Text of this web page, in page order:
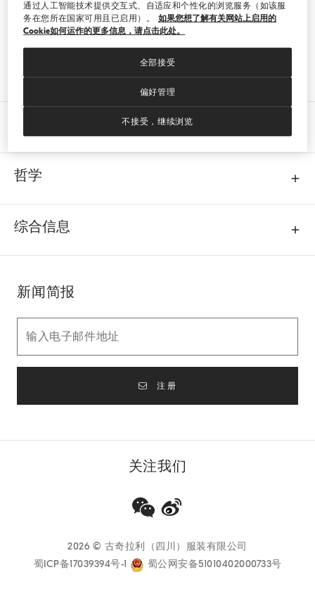
“未经审视的生活是不值得过的”。
苏格拉底
抱歉，未找到此页面。
哲学
综合信息
新闻简报
注册
关注我们
2026 © 古奇拉利（四川）服装有限公司
蜀ICP备17039394号-1
蜀公网安备51010402000733号
通过人工智能技术提供交互式、自适应和个性化的浏览服务（如该服
务在您所在国家可用且已启用）。
如果您想了解有关网站上启用的
Cookie如何运作的更多信息，请点击此处。
偏好管理
不接受，继续浏览
全部接受